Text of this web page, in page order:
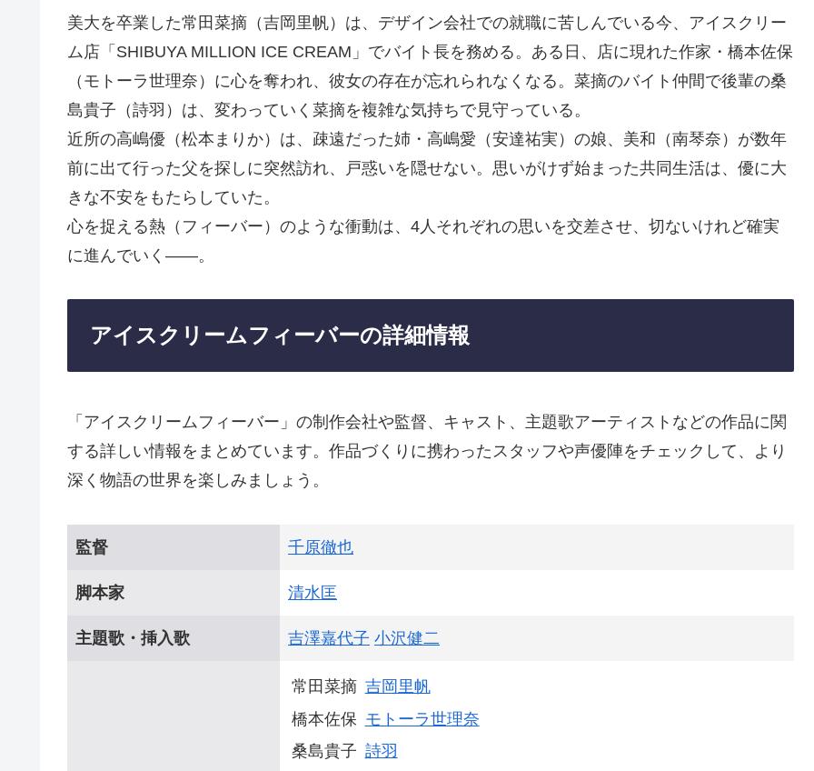
美大を卒業した常田菜摘（吉岡里帆）は、デザイン会社での就職に苦しんでいる今、アイスクリー
ム店「SHIBUYA MILLION ICE CREAM」でバイト長を務める。ある日、店に現れた作家・橋本佐保
（モトーラ世理奈）に心を奪われ、彼女の存在が忘れられなくなる。菜摘のバイト仲間で後輩の桑
島貴子（詩羽）は、変わっていく菜摘を複雑な気持ちで見守っている。
近所の高嶋優（松本まりか）は、疎遠だった姉・高嶋愛（安達祐実）の娘、美和（南琴奈）が数年
前に出て行った父を探しに突然訪れ、戸惑いを隠せない。思いがけず始まった共同生活は、優に大
きな不安をもたらしていた。
心を捉える熱（フィーバー）のような衝動は、4人それぞれの思いを交差させ、切ないけれど確実
に進んでいく――。
アイスクリームフィーバーの詳細情報
「アイスクリームフィーバー」の制作会社や監督、キャスト、主題歌アーティストなどの作品に関
する詳しい情報をまとめています。作品づくりに携わったスタッフや声優陣をチェックして、より
深く物語の世界を楽しみましょう。
監督 千原徹也
脚本家 清水匡
主題歌・挿入歌 吉澤嘉代子 小沢健二
常田菜摘 吉岡里帆
橋本佐保 モトーラ世理奈
桑島貴子 詩羽